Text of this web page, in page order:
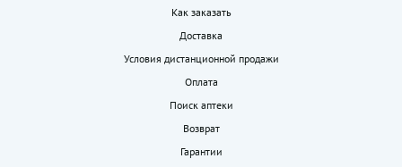
Как заказать
Доставка
Условия дистанционной продажи
Оплата
Поиск аптеки
Возврат
Гарантии